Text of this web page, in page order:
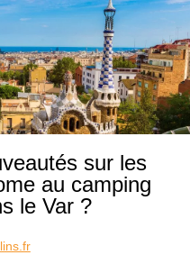
sur les
au camping
le Var ?